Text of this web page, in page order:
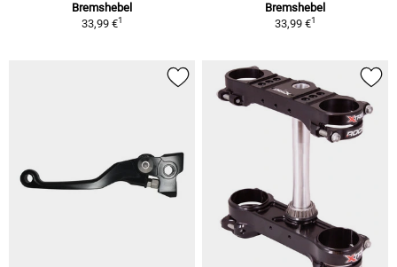
Bremshebel
33,99 €1
Bremshebel
33,99 €1